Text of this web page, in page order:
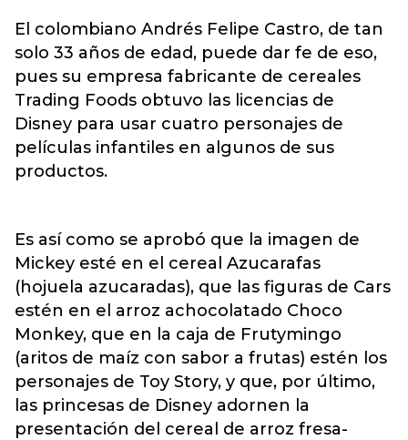
El colombiano Andrés Felipe Castro, de tan
solo 33 años de edad, puede dar fe de eso,
pues su empresa fabricante de cereales
Trading Foods obtuvo las licencias de
Disney para usar cuatro personajes de
películas infantiles en algunos de sus
productos.
Es así como se aprobó que la imagen de
Mickey esté en el cereal Azucarafas
(hojuela azucaradas), que las figuras de Cars
estén en el arroz achocolatado Choco
Monkey, que en la caja de Frutymingo
(aritos de maíz con sabor a frutas) estén los
personajes de Toy Story, y que, por último,
las princesas de Disney adornen la
presentación del cereal de arroz fresa-